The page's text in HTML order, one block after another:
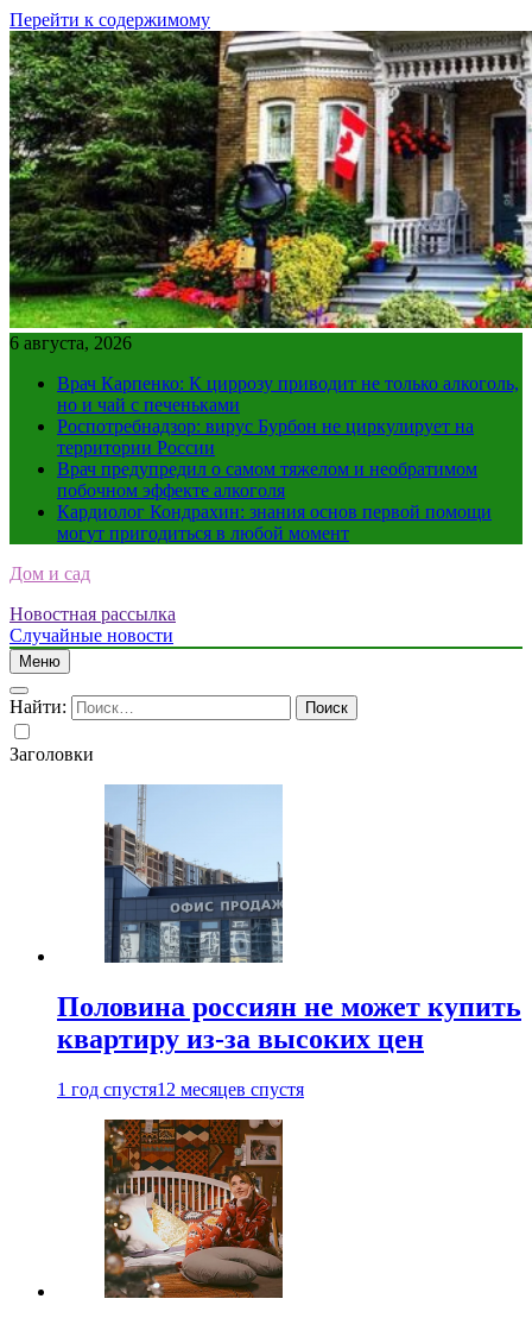
Перейти к содержимому
6 августа, 2026
Врач Карпенко: К циррозу приводит не только алкоголь,
но и чай с печеньками
Роспотребнадзор: вирус Бурбон не циркулирует на
территории России
Врач предупредил о самом тяжелом и необратимом
побочном эффекте алкоголя
Кардиолог Кондрахин: знания основ первой помощи
могут пригодиться в любой момент
Дом и сад
Новостная рассылка
Случайные новости
Меню
Найти:
Заголовки
Половина россиян не может купить
квартиру из-за высоких цен
1 год спустя12 месяцев спустя